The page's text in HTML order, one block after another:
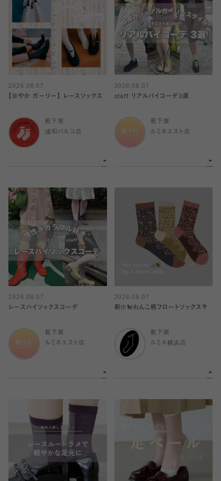
2026.08.07
【華やか ガーリー】 レースソックス
靴下屋
浦和パルコ店
2026.08.07
staff リアルバイコーデ3選
靴下屋
ルミネエスト店
2026.08.07
レースハイソックスコーデ
靴下屋
ルミネエスト店
2026.08.07
新作🐩わんこ柄フロートソックス💐
靴下屋
ルミネ横浜店